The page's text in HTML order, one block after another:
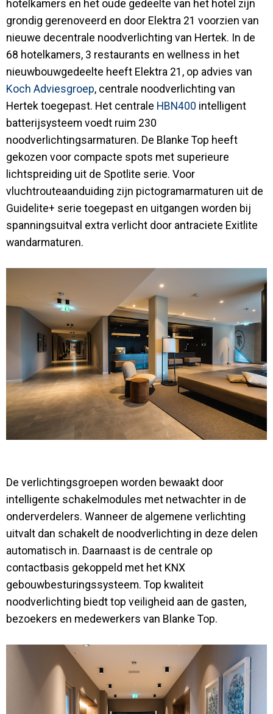
hotelkamers en het oude gedeelte van het hotel zijn
grondig gerenoveerd en door Elektra 21 voorzien van
nieuwe decentrale noodverlichting van Hertek. In de
68 hotelkamers, 3 restaurants en wellness in het
nieuwbouwgedeelte heeft Elektra 21, op advies van
Koch Adviesgroep, centrale noodverlichting van
Hertek toegepast. Het centrale HBN400 intelligent
batterijsysteem voedt ruim 230
noodverlichtingsarmaturen. De Blanke Top heeft
gekozen voor compacte spots met superieure
lichtspreiding uit de Spotlite serie. Voor
vluchtrouteaanduiding zijn pictogramarmaturen uit de
Guidelite+ serie toegepast en uitgangen worden bij
spanningsuitval extra verlicht door antraciete Exitlite
wandarmaturen.
De verlichtingsgroepen worden bewaakt door
intelligente schakelmodules met netwachter in de
onderverdelers. Wanneer de algemene verlichting
uitvalt dan schakelt de noodverlichting in deze delen
automatisch in. Daarnaast is de centrale op
contactbasis gekoppeld met het KNX
gebouwbesturingssysteem. Top kwaliteit
noodverlichting biedt top veiligheid aan de gasten,
bezoekers en medewerkers van Blanke Top.